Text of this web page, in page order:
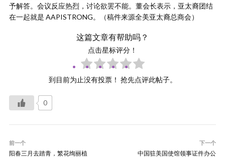
予解答。会议反应热烈，讨论欲罢不能。董会长表示，亚太裔团结
在一起就是 AAPISTRONG。（稿件来源全美亚太裔总商会）
这篇文章有帮助吗？
点击星标评分！
到目前为止没有投票！ 抢先点评此帖子。
0
前一个
阳春三月去踏青，繁花绚丽植
下一个
中国驻美国使馆领事证件办公